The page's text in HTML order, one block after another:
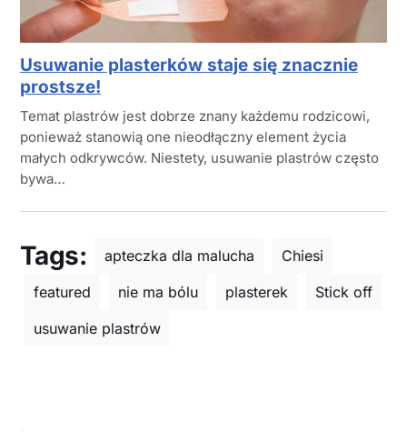
Usuwanie plasterków staje się znacznie
prostsze!
Temat plastrów jest dobrze znany każdemu rodzicowi,
ponieważ stanowią one nieodłączny element życia
małych odkrywców. Niestety, usuwanie plastrów często
bywa…
Tags: apteczka dla malucha
Chiesi
featured
nie ma bólu plasterek
Stick off
usuwanie plastrów